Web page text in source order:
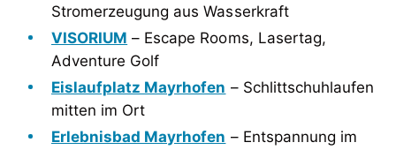
Stromerzeugung aus Wasserkraft
VISORIUM – Escape Rooms, Lasertag,
Adventure Golf
Eislaufplatz Mayrhofen – Schlittschuhlaufen
mitten im Ort
Erlebnisbad Mayrhofen – Entspannung im